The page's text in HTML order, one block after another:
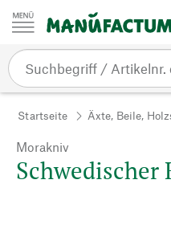
Zum Inhalt springen
Startseite Äxte, Beile,
Morakniv
Schwedischer